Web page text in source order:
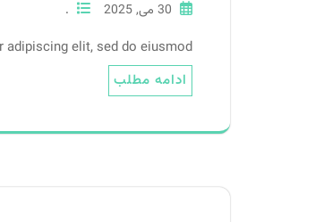
30 می, 2025 .
elit, sed do eiusmod.
ادامه مطلب